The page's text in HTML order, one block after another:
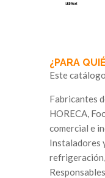
¿PARA
Este
Fabricantes
HORECA,
comercial e
Instaladores